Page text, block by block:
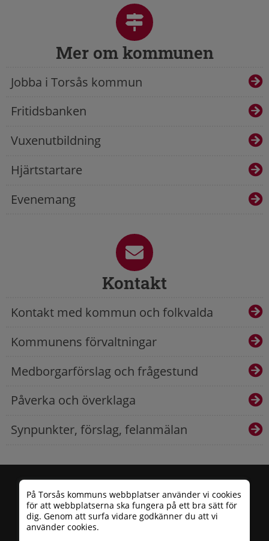
På Torsås kommuns webbplatser använder vi cookies
för att webbplatserna ska fungera på ett bra sätt för
dig. Genom att surfa vidare godkänner du att vi
använder cookies.
Mer om kommunen
Jobba i Torsås kommun
Fritidsbanken
Vuxenutbildning
Hjärtstartare
Evenemang
Kontakt
Kontakt med kommun och folkvalda
Kommunens förvaltningar
Medborgarförslag och frågestund
Påverka och överklaga
Synpunkter, förslag, felanmälan